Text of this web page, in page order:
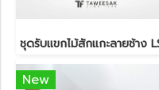
New